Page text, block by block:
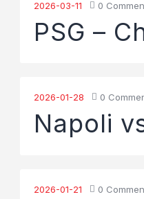
2026-03-11 0
PSG –
2026-01-28 0
Napoli
2026-01-21 0